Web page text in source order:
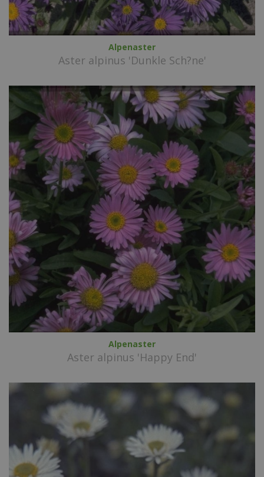
Alpenaster
Aster alpinus 'Dunkle Sch?ne'
Alpenaster
Aster alpinus 'Happy End'